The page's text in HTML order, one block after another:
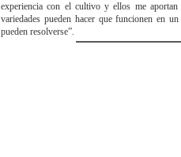
experiencia con el cultivo y ellos me
variedades pueden hacer que funcionen en
pueden resolverse”.